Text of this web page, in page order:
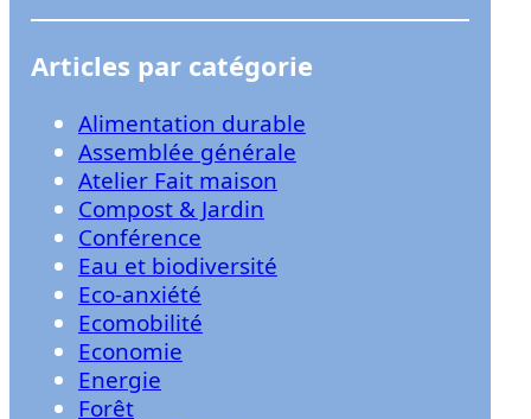
Articles par catégorie
Alimentation durable
Assemblée générale
Atelier Fait maison
Compost & Jardin
Conférence
Eau et biodiversité
Eco-anxiété
Ecomobilité
Economie
Energie
Forêt